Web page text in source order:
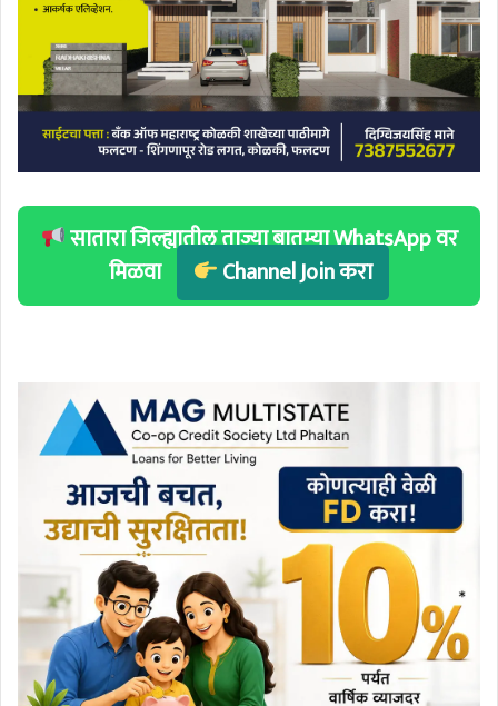
सातारा जिल्ह्यातील ताज्या बातम्या WhatsApp वर
मिळवा
Channel Join करा